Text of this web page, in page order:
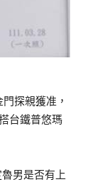
探親獲准，
台鐵普悠瑪
男是否有上